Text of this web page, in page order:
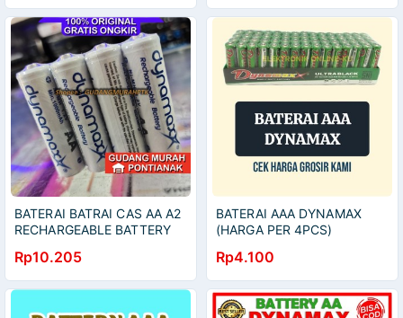
BATERAI BATRAI CAS AA A2
RECHARGEABLE BATTERY
CAS ULANG
Rp10.205
BATERAI AAA DYNAMAX
(HARGA PER 4PCS)
Rp4.100